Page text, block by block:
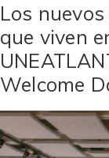
Los
que viven
Welcome